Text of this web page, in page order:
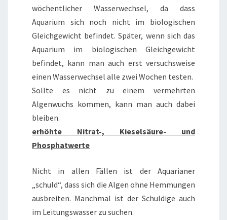
wöchentlicher Wasserwechsel, da dass
Aquarium sich noch nicht im biologischen
Gleichgewicht befindet. Später, wenn sich das
Aquarium im biologischen Gleichgewicht
befindet, kann man auch erst versuchsweise
einen Wasserwechsel alle zwei Wochen testen.
Sollte es nicht zu einem vermehrten
Algenwuchs kommen, kann man auch dabei
bleiben.
erhöhte Nitrat-, Kieselsäure- und
Phosphatwerte
Nicht in allen Fällen ist der Aquarianer
„schuld“, dass sich die Algen ohne Hemmungen
ausbreiten. Manchmal ist der Schuldige auch
im Leitungswasser zu suchen.